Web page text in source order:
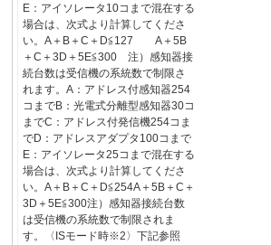
E：アイソレータ10コまで混在する
場合は、次式より計算してくださ
い。A＋B＋C＋D≦127 A＋5B
＋C＋3D＋5E≦300 注）感知器接
続台数は受信機の系統数で制限さ
れます。A：アドレス付感知器254
コまでB：光電式分離型感知器30コ
までC：アドレス付発信機254コま
でD：アドレスアダプタ100コまで
E：アイソレータ25コまで混在する
場合は、次式より計算してくださ
い。A＋B＋C＋D≦254A＋5B＋C＋
3D＋5E≦300注）感知器接続台数
は受信機の系統数で制限されま
す。〈ISモード時※2〉下記参照